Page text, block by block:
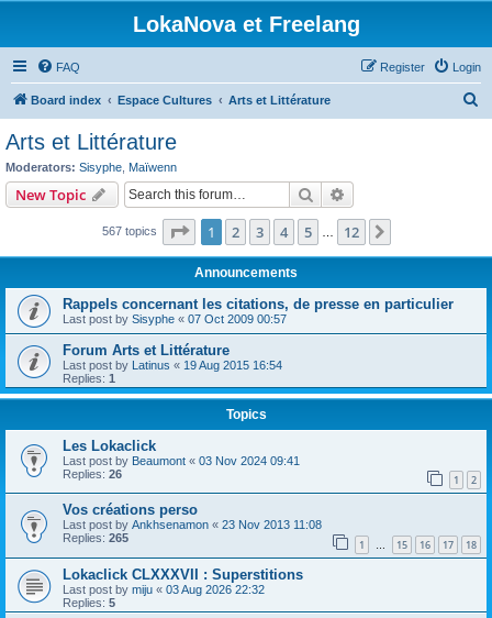
LokaNova et Freelang
FAQ Login
Register
Board index Espace Cultures Arts et Littérature
Arts et Littérature
Moderators: Sisyphe Maïwenn
New Topic Search
567 topics Page 1of 12
1 2 3 4 5 12
Announcements
Rappels concernant les citations, de presse en particulier
Last post by Sisyphe « 07 Oct 2009 00:57
Forum Arts et Littérature
Last post by Latinus « 19 Aug 2015 16:54
Replies: 1
Topics
Les Lokaclick
Last post by Beaumont « 03 Nov 2024 09:41
Replies: 26 1 2
Vos créations perso
Last post by Ankhsenamon « 23 Nov 2013 11:08
Replies: 265 1 … 15 16 17 18
Lokaclick CLXXXVII : Superstitions
Last post by miju « 03 Aug 2026 22:32
Replies: 5